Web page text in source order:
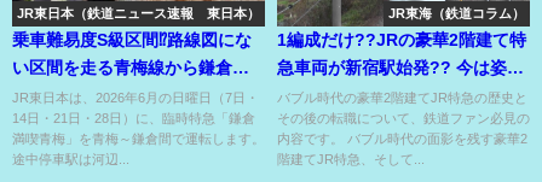
JR東日本（鉄道ニュース速報 東日本）
乗車難易度S級区間⁉路線図にな
い区間を走る青梅線から鎌倉へ
の直通特急⁉
JR東日本は、2026年6月の日曜日（7日・
14日・21日・28日）に、臨時特急「鎌倉
満喫青梅」を青梅～鎌倉間で運転します。
途中停車駅は河辺...
JR東海（鉄道コラム）
1編成だけ??JRの豪華2階建て特
急車両が新宿駅始発?? 今は姿を
変えて転職??
バブル時代の豪華2階建てJR特急の歴史と
その後の転職について、鉄道ファン必見の
内容です。 バブル時代の面影を残す豪華2
階建てJR特急、そして...